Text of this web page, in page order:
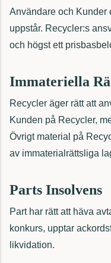
Användare och Kunder
uppstår. Recycler:s
och högst ett
Immateriella
Recycler äger rätt att
Kunden på Recycler,
Övrigt material på
av immaterialrättsliga
Parts Insolvens
Part har rätt att häva
konkurs, upptar
likvidation.